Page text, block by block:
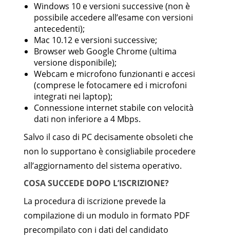
Windows 10 e versioni successive (non è
possibile accedere all’esame con versioni
antecedenti);
Mac 10.12 e versioni successive;
Browser web Google Chrome (ultima
versione disponibile);
Webcam e microfono funzionanti e accesi
(comprese le fotocamere ed i microfoni
integrati nei laptop);
Connessione internet stabile con velocità
dati non inferiore a 4 Mbps.
Salvo il caso di PC decisamente obsoleti che
non lo supportano è consigliabile procedere
all’aggiornamento del sistema operativo.
COSA SUCCEDE DOPO L’ISCRIZIONE?
La procedura di iscrizione prevede la
compilazione di un modulo in formato PDF
precompilato con i dati del candidato